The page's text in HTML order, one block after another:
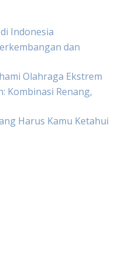
Indonesia
dan
Olahraga Ekstrem
Kombinasi Renang,
Harus Kamu Ketahui